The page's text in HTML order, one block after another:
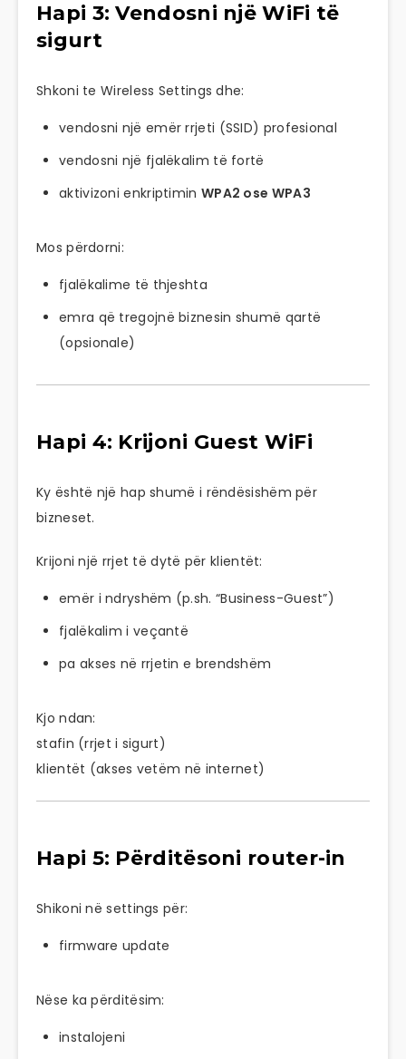
Hapi 3: Vendosni një WiFi të
sigurt
Shkoni te Wireless Settings dhe:
vendosni një emër rrjeti (SSID) profesional
vendosni një fjalëkalim të fortë
aktivizoni enkriptimin WPA2 ose WPA3
Mos përdorni:
fjalëkalime të thjeshta
emra që tregojnë biznesin shumë qartë
(opsionale)
Hapi 4: Krijoni Guest WiFi
Ky është një hap shumë i rëndësishëm për
bizneset.
Krijoni një rrjet të dytë për klientët:
emër i ndryshëm (p.sh. “Business-Guest”)
fjalëkalim i veçantë
pa akses në rrjetin e brendshëm
Kjo ndan:
stafin (rrjet i sigurt)
klientët (akses vetëm në internet)
Hapi 5: Përditësoni router-in
Shikoni në settings për:
firmware update
Nëse ka përditësim:
instalojeni